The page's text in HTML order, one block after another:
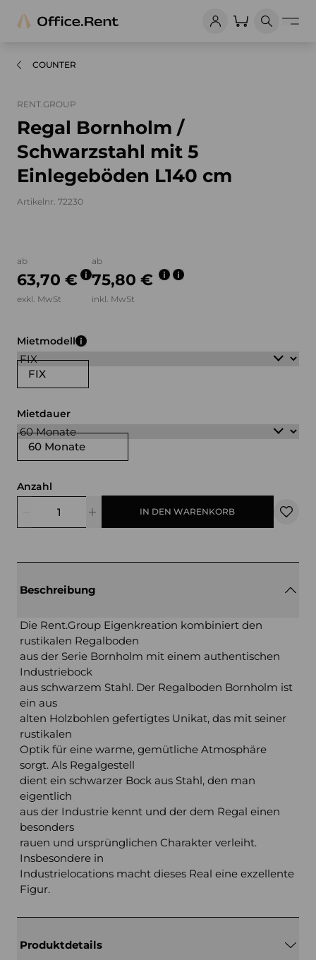
COUNTER
RENT.GROUP
Regal Bornholm /
Schwarzstahl mit 5
Einlegeböden L140 cm
Artikelnr. 72230
ab
63,70 €
exkl. MwSt
ab
75,80 €
inkl. MwSt
FIX
Mietmodell
60 Monate
Mietdauer
Anzahl
IN DEN WARENKORB
Beschreibung
Die Rent.Group Eigenkreation kombiniert den
rustikalen Regalboden
aus der Serie Bornholm mit einem authentischen
Industriebock
aus schwarzem Stahl. Der Regalboden Bornholm ist
ein aus
alten Holzbohlen gefertigtes Unikat, das mit seiner
rustikalen
Optik für eine warme, gemütliche Atmosphäre
sorgt. Als Regalgestell
dient ein schwarzer Bock aus Stahl, den man
eigentlich
aus der Industrie kennt und der dem Regal einen
besonders
rauen und ursprünglichen Charakter verleiht.
Insbesondere in
Industrielocations macht dieses Real eine exzellente
Figur.
Produktdetails